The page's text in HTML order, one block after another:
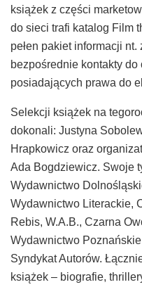
książek z części
do sieci trafi katalog Film
pełen pakiet informacji
bezpośrednie kontakty
posiadających prawa do
Selekcji książek na
dokonali: Justyna
Hrapkowicz oraz
Ada Bogdziewicz. Swoje
Wydawnictwo
Wydawnictwo Literackie,
Rebis, W.A.B., Czarna
Wydawnictwo
Syndykat Autorów.
książek – biografie,